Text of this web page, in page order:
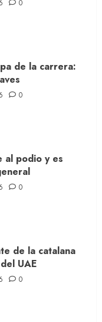
0
de la carrera:
0
al podio y es
0
de la catalana
UAE
0